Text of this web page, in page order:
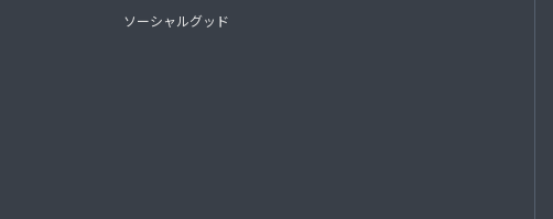
ソーシャルグッド